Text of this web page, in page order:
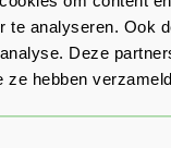
te analyseren. Ook
Deze
ze hebben